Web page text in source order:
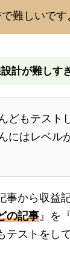
難しいです
計が難しす
どもテスト
にはレベル
事から収益
の記事』を『
テストをし